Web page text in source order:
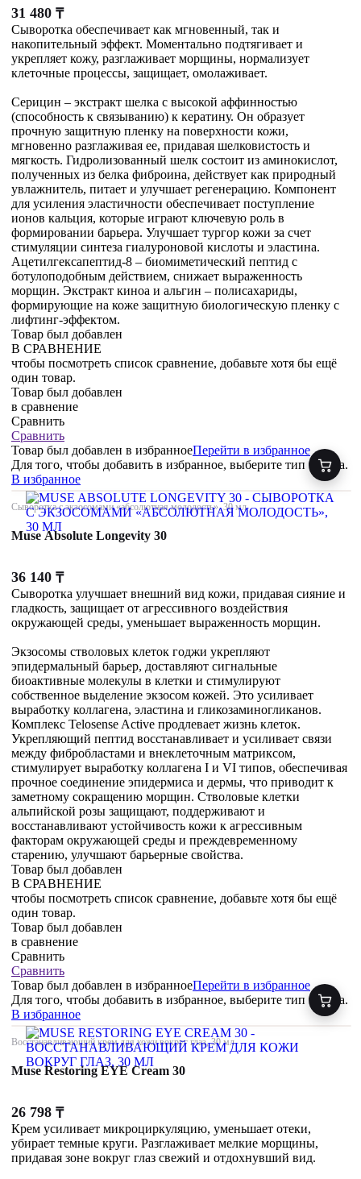
31 480 ₸
Сыворотка обеспечивает как мгновенный, так и
накопительный эффект. Моментально подтягивает и
укрепляет кожу, разглаживает морщины, нормализует
клеточные процессы, защищает, омолаживает.
Серицин – экстракт шелка с высокой аффинностью
(способность к связыванию) к кератину. Он образует
прочную защитную пленку на поверхности кожи,
мгновенно разглаживая ее, придавая шелковистость и
мягкость. Гидролизованный шелк состоит из аминокислот,
полученных из белка фиброина, действует как природный
увлажнитель, питает и улучшает регенерацию. Компонент
для усиления эластичности обеспечивает поступление
ионов кальция, которые играют ключевую роль в
формировании барьера. Улучшает тургор кожи за счет
стимуляции синтеза гиалуроновой кислоты и эластина.
Ацетилгексапептид-8 – биомиметический пептид с
ботулоподобным действием, снижает выраженность
морщин. Экстракт киноа и альгин – полисахариды,
формирующие на коже защитную биологическую пленку с
лифтинг-эффектом.
Товар был добавлен
В СРАВНЕНИЕ
чтобы посмотреть список сравнение, добавьте хотя бы ещё
один товар.
Товар был добавлен
в сравнение
Сравнить
Сравнить
Товар был добавлен в избранноеПерейти в избранное
Для того, чтобы добавить в избранное, выберите тип товара.
В избранное
Сыворотка с экзосомами «абсолютная молодость», 30 мл
Muse Absolute Longevity 30
36 140 ₸
Сыворотка улучшает внешний вид кожи, придавая сияние и
гладкость, защищает от агрессивного воздействия
окружающей среды, уменьшает выраженность морщин.
Экзосомы стволовых клеток годжи укрепляют
эпидермальный барьер, доставляют сигнальные
биоактивные молекулы в клетки и стимулируют
собственное выделение экзосом кожей. Это усиливает
выработку коллагена, эластина и гликозаминогликанов.
Комплекс Telosense Active продлевает жизнь клеток.
Укрепляющий пептид восстанавливает и усиливает связи
между фибробластами и внеклеточным матриксом,
стимулирует выработку коллагена I и VI типов, обеспечивая
прочное соединение эпидермиса и дермы, что приводит к
заметному сокращению морщин. Стволовые клетки
альпийской розы защищают, поддерживают и
восстанавливают устойчивость кожи к агрессивным
факторам окружающей среды и преждевременному
старению, улучшают барьерные свойства.
Товар был добавлен
В СРАВНЕНИЕ
чтобы посмотреть список сравнение, добавьте хотя бы ещё
один товар.
Товар был добавлен
в сравнение
Сравнить
Сравнить
Товар был добавлен в избранноеПерейти в избранное
Для того, чтобы добавить в избранное, выберите тип товара.
В избранное
Восстанавливающий крем для кожи вокруг глаз, 30 мл
Muse Restoring EYE Cream 30
26 798 ₸
Крем усиливает микроциркуляцию, уменьшает отеки,
убирает темные круги. Разглаживает мелкие морщины,
придавая зоне вокруг глаз свежий и отдохнувший вид.